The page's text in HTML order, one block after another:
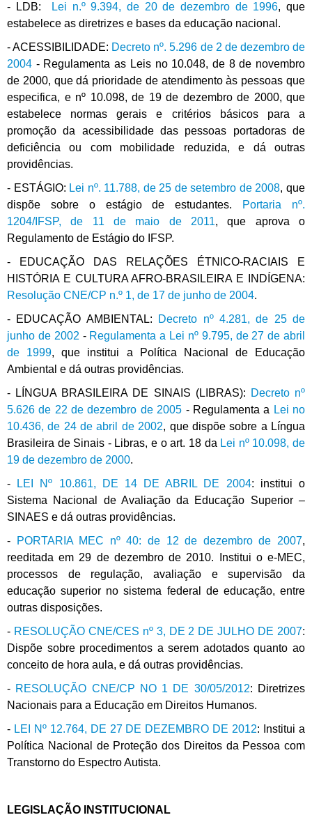
- LDB:
Lei n.º 9.394, de 20 de dezembro de 1996, que
estabelece as diretrizes e bases da educação nacional.
- ACESSIBILIDADE: Decreto nº. 5.296 de 2 de dezembro de
2004 - Regulamenta as Leis no 10.048, de 8 de novembro
de 2000, que dá prioridade de atendimento às pessoas que
especifica, e nº 10.098, de 19 de dezembro de 2000, que
estabelece normas gerais e critérios básicos para a
promoção da acessibilidade das pessoas portadoras de
deficiência ou com mobilidade reduzida, e dá outras
providências.
- ESTÁGIO: Lei nº. 11.788, de 25 de setembro de 2008, que
dispõe sobre o estágio de estudantes.
Portaria nº.
1204/IFSP, de 11 de maio de 2011, que aprova o
Regulamento de Estágio do IFSP.
- EDUCAÇÃO DAS RELAÇÕES ÉTNICO-RACIAIS E
HISTÓRIA E CULTURA AFRO-BRASILEIRA E INDÍGENA:
Resolução CNE/CP n.º 1, de 17 de junho de 2004.
- EDUCAÇÃO AMBIENTAL:
Decreto nº 4.281, de 25 de
junho de 2002 - Regulamenta a Lei nº 9.795, de 27 de abril
de 1999, que institui a Política Nacional de Educação
Ambiental e dá outras providências.
- LÍNGUA BRASILEIRA DE SINAIS (LIBRAS): Decreto nº
5.626 de 22 de dezembro de 2005 - Regulamenta a Lei no
10.436, de 24 de abril de 2002, que dispõe sobre a Língua
Brasileira de Sinais - Libras, e o art. 18 da Lei nº 10.098, de
19 de dezembro de 2000.
-
LEI Nº 10.861, DE 14 DE ABRIL DE 2004: institui o
Sistema Nacional de Avaliação da Educação Superior –
SINAES e dá outras providências.
-
PORTARIA MEC nº 40: de 12 de dezembro de 2007,
reeditada em 29 de dezembro de 2010. Institui o e-MEC,
processos de regulação, avaliação e supervisão da
educação superior no sistema federal de educação, entre
outras disposições.
- RESOLUÇÃO CNE/CES nº 3, DE 2 DE JULHO DE 2007:
Dispõe sobre procedimentos a serem adotados quanto ao
conceito de hora aula, e dá outras providências.
- RESOLUÇÃO CNE/CP NO 1 DE 30/05/2012: Diretrizes
Nacionais para a Educação em Direitos Humanos.
- LEI Nº 12.764, DE 27 DE DEZEMBRO DE 2012: Institui a
Política Nacional de Proteção dos Direitos da Pessoa com
Transtorno do Espectro Autista.
LEGISLAÇÃO INSTITUCIONAL